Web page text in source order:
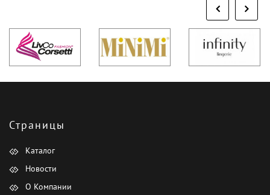
Страницы
Каталог
Новости
О Компании